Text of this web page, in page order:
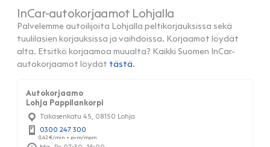
InCar-autokorjaamot Lohjalla
Palvelemme autoilijoita Lohjalla peltikorjauksissa sekä
tuulilasien korjauksissa ja vaihdoissa. Korjaamot löydät
alta. Etsitkö korjaamoa muualta? Kaikki Suomen InCar-
autokorjaamot löydät tästä.
Autokorjaamo
Lohja Pappilankorpi
Takasenkatu 45, 08150 Lohja
0300 247 300